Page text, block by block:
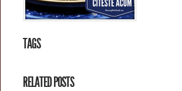
TAGS
RELATED POSTS